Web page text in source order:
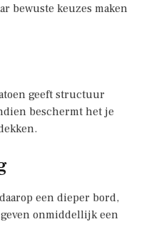
bewuste keuzes maken
geeft structuur
beschermt het je
een dieper bord,
onmiddellijk een